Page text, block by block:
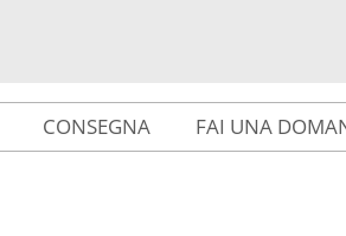
CONSEGNA FAI UNA